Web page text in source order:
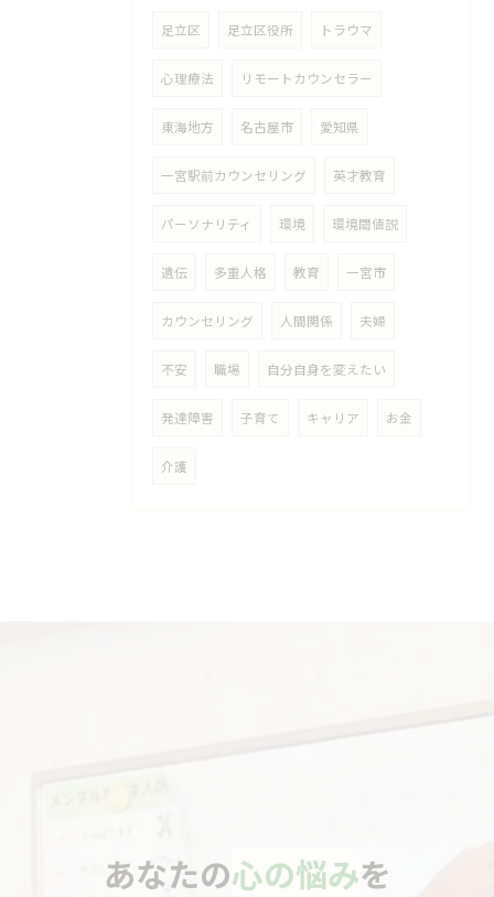
足立区 足立区役所 トラウマ
心理療法 リモートカウンセラー
東海地方 名古屋市 愛知県
一宮駅前カウンセリング 英才教育
パーソナリティ 環境 環境閾値説
遺伝 多重人格 教育 一宮市
カウンセリング 人間関係 夫婦
不安 職場 自分自身を変えたい
発達障害 子育て キャリア お金
介護
あなたの心の悩みを